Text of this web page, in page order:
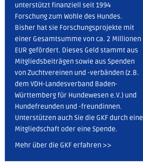
unterstützt finanziell seit 1994
Forschung zum Wohle des Hundes.
Bisher hat sie Forschungsprojekte mit
einer Gesamtsumme von ca. 2 Millionen
EUR gefördert. Dieses Geld stammt aus
Mitgliedsbeiträgen sowie aus Spenden
von Zuchtvereinen und -verbänden (z.B.
dem VDH-Landesverband Baden-
Württemberg für Hundewesen e.V.) und
Hundefreunden und -freundinnen.
Unterstützen auch Sie die GKF durch eine
Mitgliedschaft oder eine Spende.
Mehr über die GKF erfahren >>